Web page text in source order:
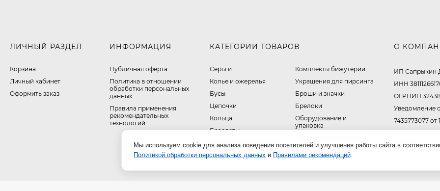
ЛИЧНЫЙ РАЗДЕЛ
Корзина
Личный кабинет
Оформить заказ
ИНФОРМАЦИЯ
Публичная оферта
​Политика в отношении
обработки персональных
данных
Правила применения
рекомендательных
технологий
КАТЕГОРИИ ТОВАРОВ
Серьги
Колье и ожерелья
Бусы
Цепочки
Кольца
Браслеты
Аксессуары для волос
Наручные часы
Комплекты бижутерии
Украшения для пирсинга
Броши и значки
Брелоки
Оборудование и
упаковка
Модная бижутерия
О
ИП Сапрыкин
ИНН
ОГРНИП
Уведомление
7435773077 от
© 2026
Мы используем cookie для анализа поведения посетителей и улучшения работы сайта в
Политикой обработки персональных данных и Правилами рекомендаций.